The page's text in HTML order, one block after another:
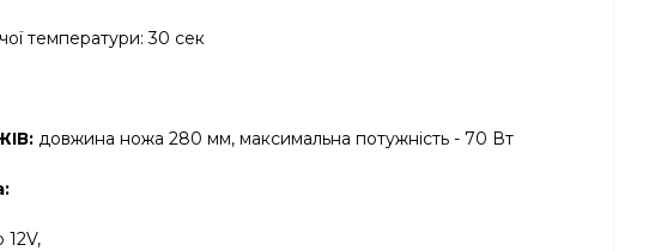
температури: 30 сек
довжина ножа 280 мм, максимальна потужність - 70 Вт
12V,